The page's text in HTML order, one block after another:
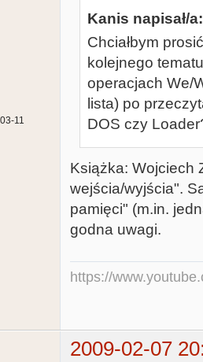
11
Kanis napisał/a:
Chciałbym
kolejnego
operacjach We/
lista) po
DOS czy
Książka: Wojciech
wejścia/wyjścia".
pamięci" (m.in.
godna uwagi.
https://
2009-02-07